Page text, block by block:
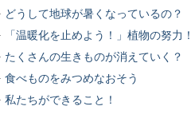
どうして地球が暑くなっているの？
「温暖化を止めよう！」植物の努力！
たくさんの生きものが消えていく？
食べものをみつめなおそう
私たちができること！